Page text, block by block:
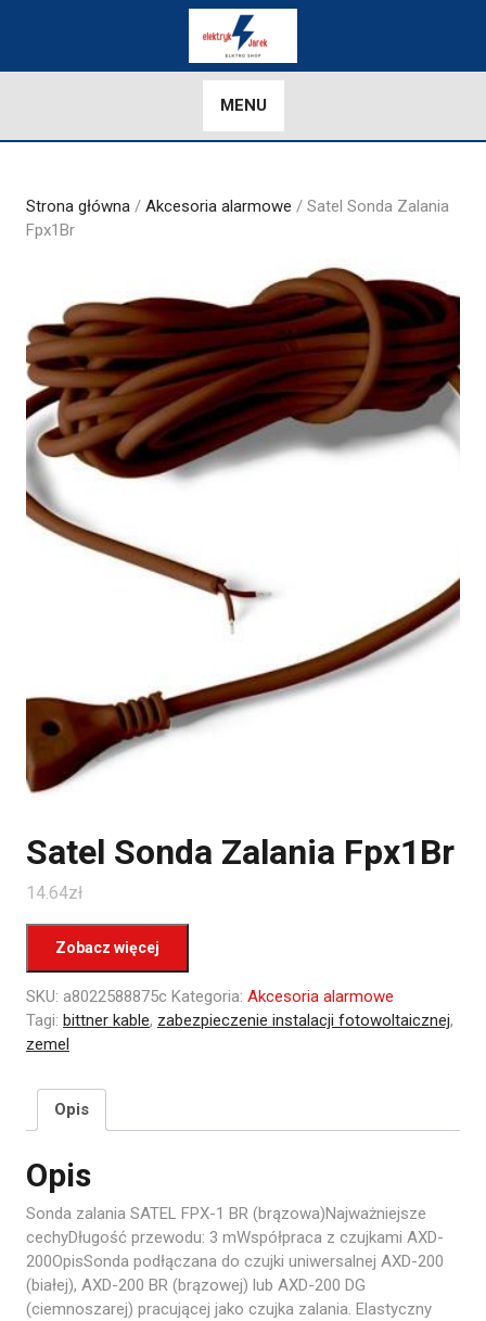
MENU
Strona główna / Akcesoria alarmowe / Satel Sonda Zalania
Fpx1Br
Satel Sonda Zalania Fpx1Br
14.64zł
Zobacz więcej
SKU: a8022588875c Kategoria: Akcesoria alarmowe
Tagi: bittner kable, zabezpieczenie instalacji fotowoltaicznej,
zemel
Opis
Opis
Sonda zalania SATEL FPX-1 BR (brązowa)Najważniejsze
cechyDługość przewodu: 3 mWspółpraca z czujkami AXD-
200OpisSonda podłączana do czujki uniwersalnej AXD-200
(białej), AXD-200 BR (brązowej) lub AXD-200 DG
(ciemnoszarej) pracującej jako czujka zalania. Elastyczny